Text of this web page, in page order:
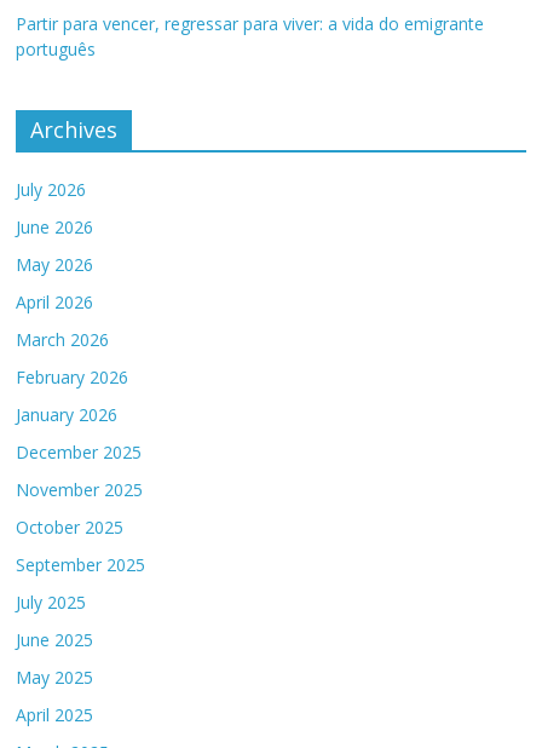
Partir para vencer, regressar para viver: a vida do emigrante
português
Archives
July 2026
June 2026
May 2026
April 2026
March 2026
February 2026
January 2026
December 2025
November 2025
October 2025
September 2025
July 2025
June 2025
May 2025
April 2025